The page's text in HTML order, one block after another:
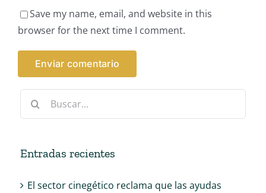
Save my name, email, and website in this
browser for the next time I comment.
Buscar:
Entradas recientes
El sector cinegético reclama que las ayudas